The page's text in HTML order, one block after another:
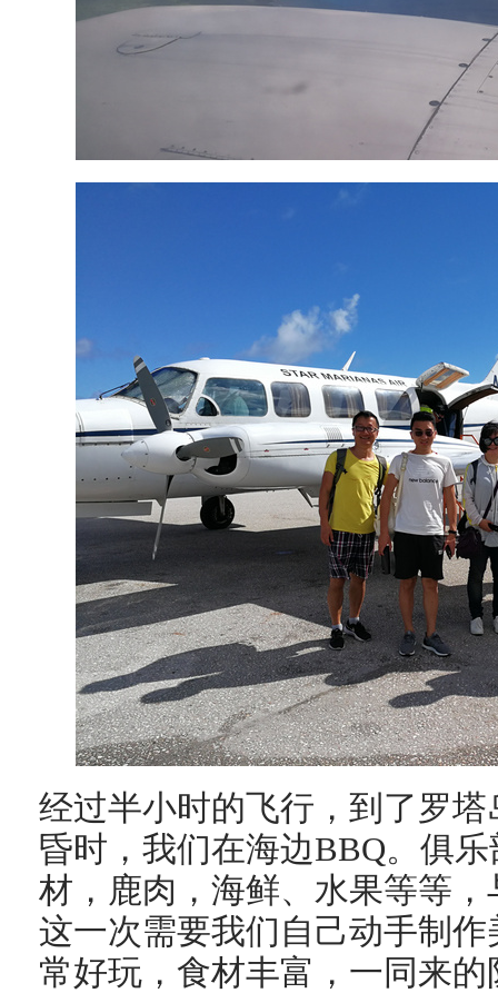
经过半小时的飞行，到了罗
昏时，我们在海边BBQ。俱
材，鹿肉，海鲜、水果等等
这一次需要我们自己动手制
常好玩，食材丰富，一同来